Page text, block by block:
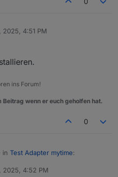
2025, 4:51 PM
ins Forum!
wenn er euch geholfen hat.
0
in Test Adapter mytime:
2025, 4:52 PM